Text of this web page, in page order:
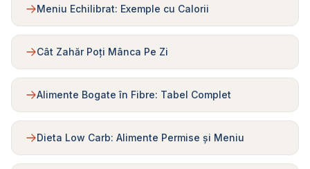
Meniu Echilibrat: Exemple cu Calorii
Cât Zahăr Poți Mânca Pe Zi
Alimente Bogate în Fibre: Tabel Complet
Dieta Low Carb: Alimente Permise și Meniu